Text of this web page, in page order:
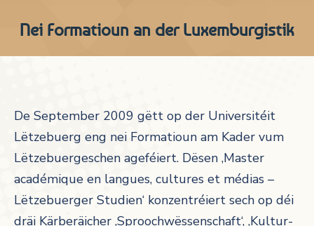
Nei Formatioun an der Luxemburgistik
De September 2009 gëtt op der Universitéit
Lëtzebuerg eng nei Formatioun am Kader vum
Lëtzebuergeschen ageféiert. Dësen ‚Master
académique en langues, cultures et médias –
Lëtzebuerger Studien‘ konzentréiert sech op déi
dräi Kärberäicher ‚Sproochwëssenschaft‘, ‚Kultur-